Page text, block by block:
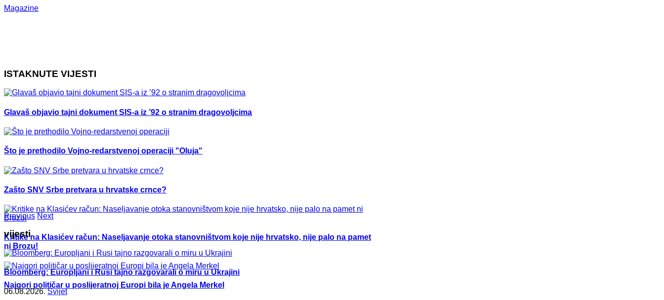
Magazine
ISTAKNUTE VIJESTI
Glavaš objavio tajni dokument SIS-a iz ’92 o stranim dragovoljcima
Što je prethodilo Vojno-redarstvenoj operaciji "Oluja"
Zašto SNV Srbe pretvara u hrvatske crnce?
Kritike na Klasićev račun: Naseljavanje otoka stanovništvom koje nije hrvatsko, nije palo na pamet
ni Brozu!
Najgori političar u poslijeratnoj Europi bila je Angela Merkel
Previous Next
vijesti
Bloomberg: Europljani i Rusi tajno razgovarali o miru u Ukrajini
06.08.2026.Svijet